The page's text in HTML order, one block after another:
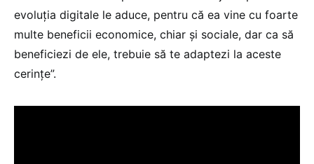
evoluția digitale le aduce, pentru că ea vine cu foarte
multe beneficii economice, chiar și sociale, dar ca să
beneficiezi de ele, trebuie să te adaptezi la aceste
cerințe”.